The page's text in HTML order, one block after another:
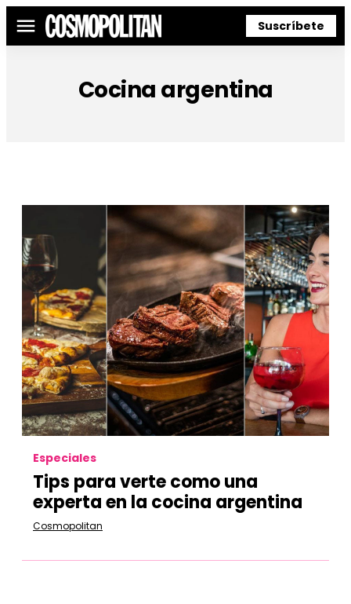
Menú Suscríbete
Cocina argentina
Especiales
Tips para verte como una
experta en la cocina argentina
Cosmopolitan